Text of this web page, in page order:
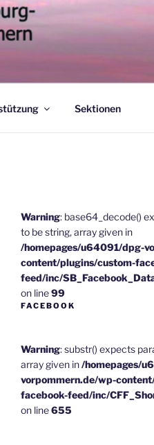
Sektionen
Warning: base64_decode()
to be string, array given in
/homepages/u64091/dpg-
content/plugins/custom-
feed/inc/
on line99
FACEBOOK
Warning: substr() expects
array given in/homepages/
vorpommern.de/wp-
facebook-feed/inc/
on line655